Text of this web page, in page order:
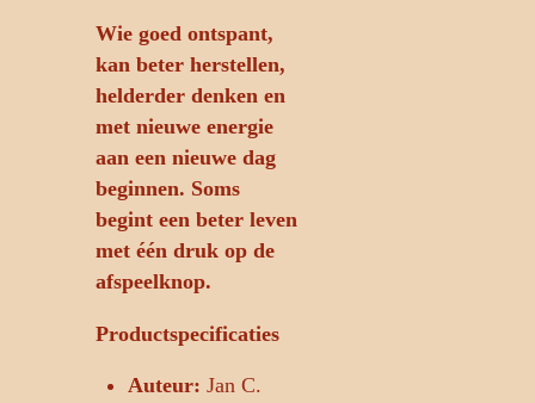
Wie goed ontspant,
kan beter herstellen,
helderder denken en
met nieuwe energie
aan een nieuwe dag
beginnen. Soms
begint een beter leven
met één druk op de
afspeelknop.
Productspecificaties
Auteur: Jan C.